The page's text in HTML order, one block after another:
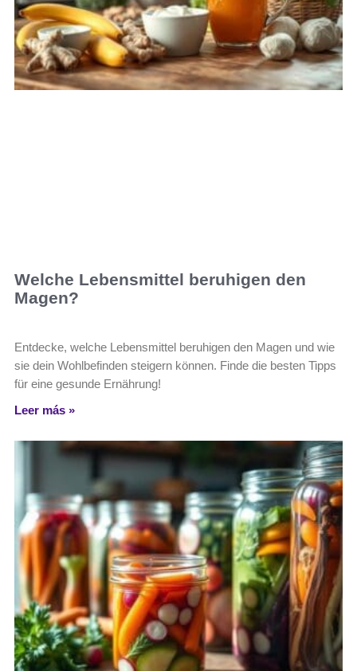
Welche Lebensmittel beruhigen den
Magen?
Entdecke, welche Lebensmittel beruhigen den Magen und wie
sie dein Wohlbefinden steigern können. Finde die besten Tipps
für eine gesunde Ernährung!
Leer más »